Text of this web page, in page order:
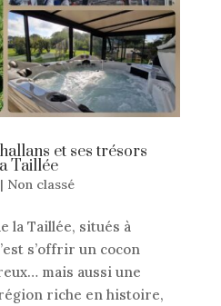
et ses trésors
Taillée
| Non classé
la Taillée, situés à
s’offrir un cocon
mais aussi une
riche en histoire,